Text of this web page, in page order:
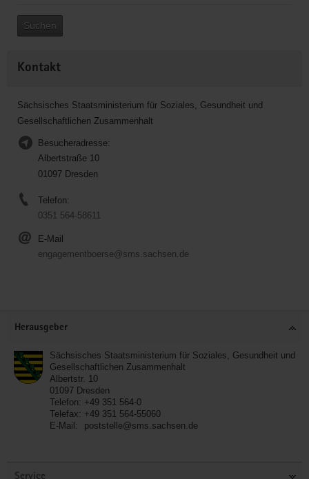
Suchen
Kontakt
Sächsisches Staatsministerium für Soziales, Gesundheit und
Gesellschaftlichen Zusammenhalt
Besucheradresse:
Albertstraße 10
01097 Dresden
Telefon:
0351 564-58611
E-Mail
engagementboerse@sms.sachsen.de
Herausgeber
Sächsisches Staatsministerium für Soziales, Gesundheit und
Gesellschaftlichen Zusammenhalt
Albertstr. 10
01097 Dresden
Telefon: +49 351 564-0
Telefax: +49 351 564-55060
E-Mail:
poststelle@sms.sachsen.de
Service